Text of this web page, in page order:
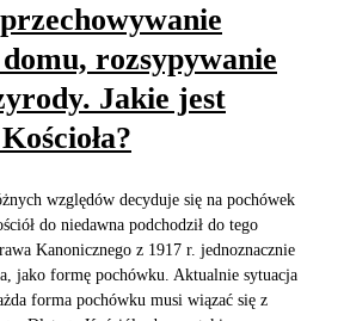
rozsypywanie
Jakie jest
względów decyduje się na pochówek
do niedawna podchodził do tego
Kanonicznego z 1917 r. jednoznacznie
jako formę pochówku. Aktualnie sytuacja
forma pochówku musi wiązać się z